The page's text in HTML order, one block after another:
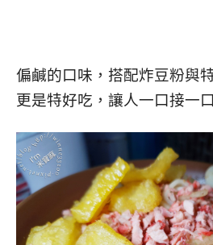
偏鹹的口味，搭配炸豆粉與
更是特好吃，讓人一口接一